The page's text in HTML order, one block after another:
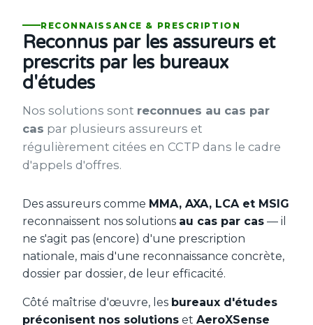
RECONNAISSANCE & PRESCRIPTION
Reconnus par les assureurs et
prescrits par les bureaux
d'études
Nos solutions sont reconnues au cas par
cas par plusieurs assureurs et
régulièrement citées en CCTP dans le cadre
d'appels d'offres.
Des assureurs comme MMA, AXA, LCA et MSIG
reconnaissent nos solutions au cas par cas — il
ne s'agit pas (encore) d'une prescription
nationale, mais d'une reconnaissance concrète,
dossier par dossier, de leur efficacité.
Côté maîtrise d'œuvre, les bureaux d'études
préconisent nos solutions et AeroXSense